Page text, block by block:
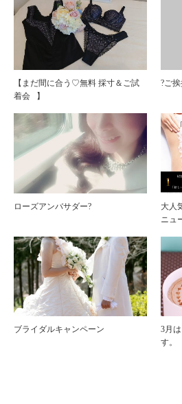
【まだ間に合う♡無料 採寸＆ご試
着会⠀】
?ご挨
ローズアンバサダー?
大人
ニュ
ブライダルキャンペーン
3月
す。